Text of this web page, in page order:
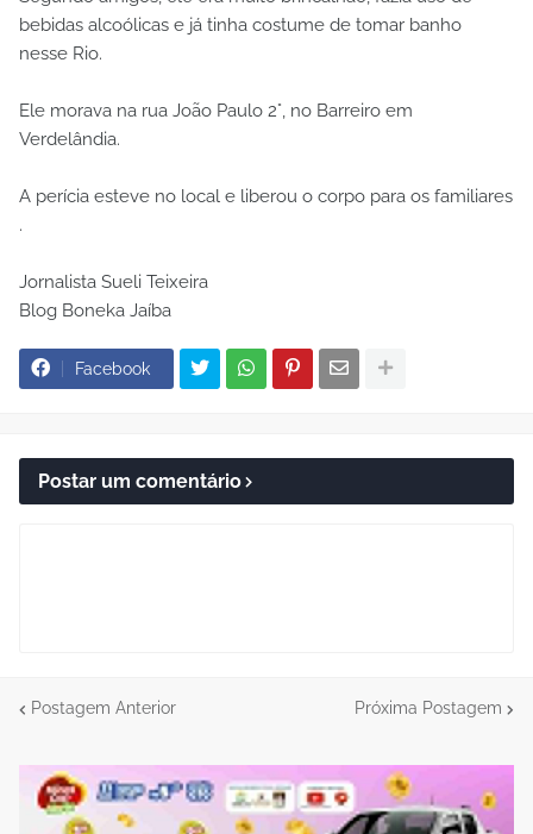
bebidas alcoólicas e já tinha costume de tomar banho
nesse Rio.
Ele morava na rua João Paulo 2°, no Barreiro em
Verdelândia.
A perícia esteve no local e liberou o corpo para os familiares
.
Jornalista Sueli Teixeira
Blog Boneka Jaíba
Facebook
Postar um comentário
Postagem Anterior Próxima Postagem